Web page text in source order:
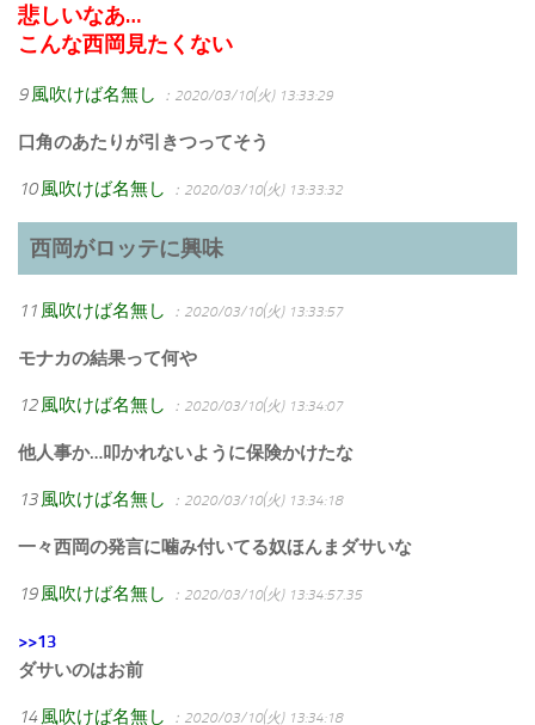
悲しいなあ…
こんな西岡見たくない
9 風吹けば名無し ：2020/03/10(火) 13:33:29
口角のあたりが引きつってそう
10 風吹けば名無し ：2020/03/10(火) 13:33:32
西岡がロッテに興味
11 風吹けば名無し ：2020/03/10(火) 13:33:57
モナカの結果って何や
12 風吹けば名無し ：2020/03/10(火) 13:34:07
他人事か…叩かれないように保険かけたな
13 風吹けば名無し ：2020/03/10(火) 13:34:18
一々西岡の発言に噛み付いてる奴ほんまダサいな
19 風吹けば名無し ：2020/03/10(火) 13:34:57.35
>>13
ダサいのはお前
14 風吹けば名無し ：2020/03/10(火) 13:34:18